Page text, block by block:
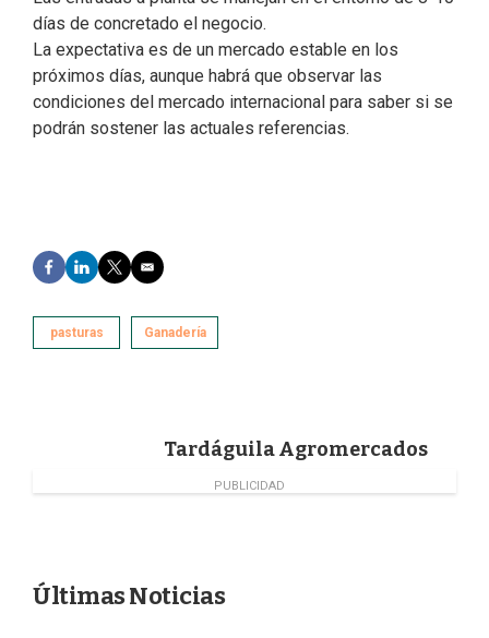
días de concretado el negocio.
La expectativa es de un mercado estable en los
próximos días, aunque habrá que observar las
condiciones del mercado internacional para saber si se
podrán sostener las actuales referencias.
F
a
e
b
L
i
k
e
T
w
t
E
m
i
l
pasturas Ganadería
Tardáguila Agromercados
PUBLICIDAD
Últimas Noticias